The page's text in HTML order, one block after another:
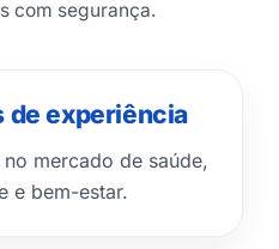
com segurança.
de experiência
mercado de saúde,
e bem-estar.